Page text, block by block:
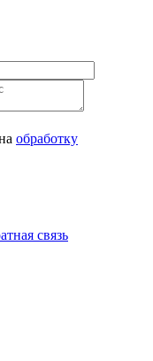
обработку
связь